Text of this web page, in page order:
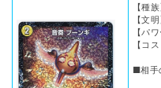
【種
【文
【パ
【コ
■相手